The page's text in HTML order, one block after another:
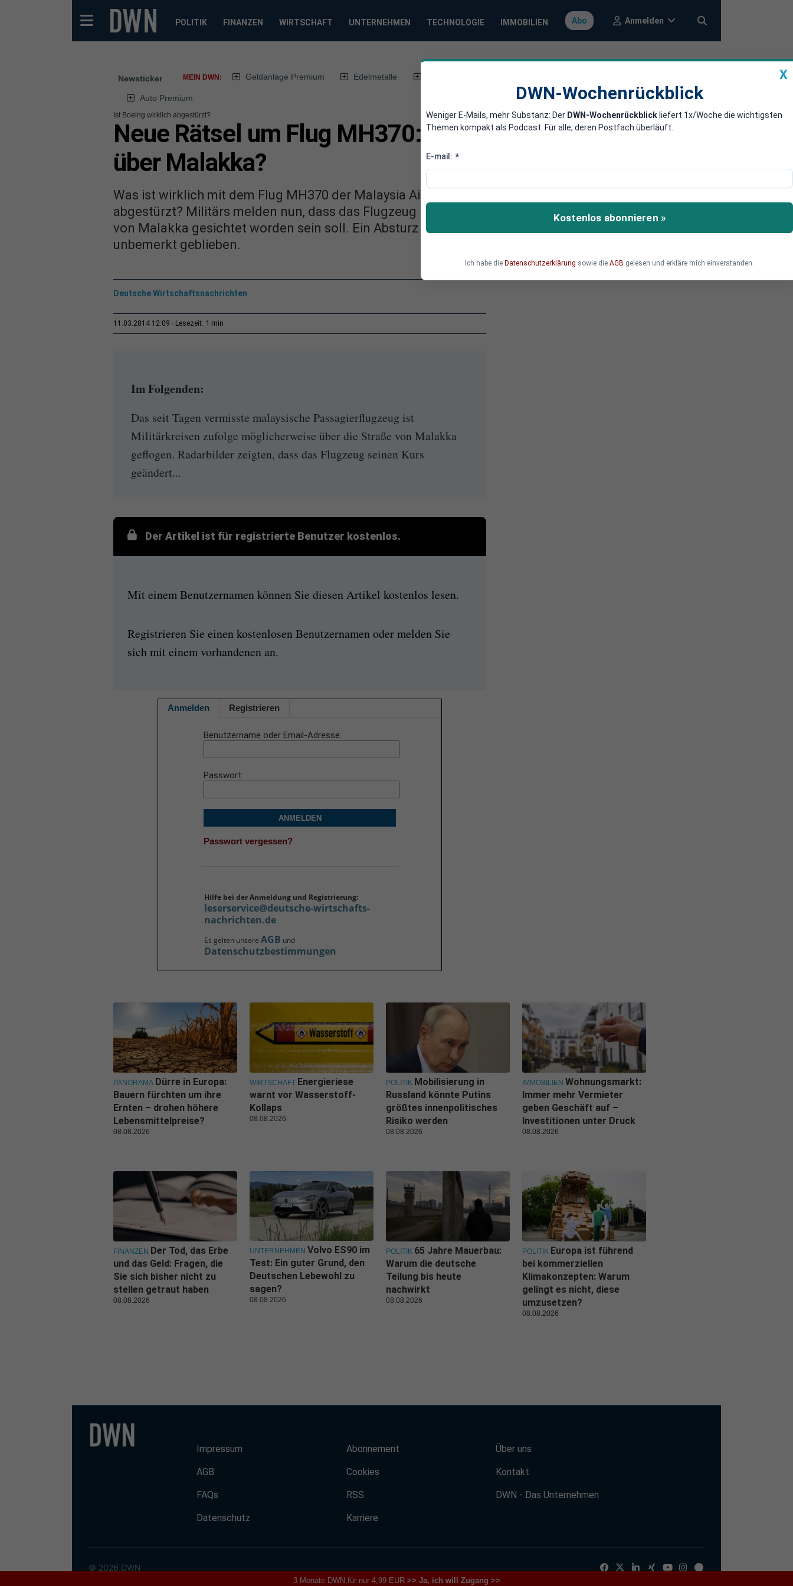
POLITIK FINANZEN WIRTSCHAFT UNTERNEHMEN TECHNOLOGIE IMMOBILIEN Abo Anmelden
Newsticker MEIN DWN: Geldanlage Premium Edelmetalle
Auto Premium
Ist Boeing wirklich abgestürzt?
Neue Rätsel um Flug MH370: Malaysia Air im Tiefflug
über Malakka?
Was ist wirklich mit dem Flug MH370 der Malaysia Air geschehen? Ist das Flugzeug wirklich
abgestürzt? Militärs melden nun, dass das Flugzeug im Tiefflug über der vielbefahrenen Straße
von Malakka gesichtet worden sein soll. Ein Absturz in dieser Gegend wäre allerdings nicht
unbemerkt geblieben.
Deutsche Wirtschaftsnachrichten
11.03.2014 12:09 Lesezeit: 1 min
Im Folgenden:
Das seit Tagen vermisste malaysische Passagierflugzeug ist
Militärkreisen zufolge möglicherweise über die Straße von Malakka
geflogen. Radarbilder zeigten, dass das Flugzeug seinen Kurs
geändert...
Der Artikel ist für registrierte Benutzer kostenlos.
Mit einem Benutzernamen können Sie diesen Artikel kostenlos lesen.
Registrieren Sie einen kostenlosen Benutzernamen oder melden Sie
sich mit einem vorhandenen an.
Anmelden Registrieren
Benutzername oder Email-Adresse
Passwort
ANMELDEN
Passwort vergessen?
Hilfe bei der Anmeldung und Registrierung:
leserservice@deutsche-wirtschafts-
nachrichten.de
Es gelten unsere AGB und
Datenschutzbestimmungen
X
DWN-Wochenrückblick
Weniger E-Mails, mehr Substanz: Der DWN-Wochenrückblick liefert 1x/Woche die wichtigsten
Themen kompakt als Podcast. Für alle, deren Postfach überläuft.
E-mail: *
Kostenlos abonnieren »
Ich habe die Datenschutzerklärung sowie die AGB gelesen und erkläre mich einverstanden.
PANORAMA Dürre in Europa:
Bauern fürchten um ihre
Ernten – drohen höhere
Lebensmittelpreise?
08.08.2026
WIRTSCHAFT Energieriese
warnt vor Wasserstoff-
Kollaps
08.08.2026
POLITIK Mobilisierung in
Russland könnte Putins
größtes innenpolitisches
Risiko werden
08.08.2026
IMMOBILIEN Wohnungsmarkt:
Immer mehr Vermieter
geben Geschäft auf –
Investitionen unter Druck
08.08.2026
FINANZEN Der Tod, das Erbe
und das Geld: Fragen, die
Sie sich bisher nicht zu
stellen getraut haben
08.08.2026
UNTERNEHMEN Volvo ES90 im
Test: Ein guter Grund, den
Deutschen Lebewohl zu
sagen?
08.08.2026
POLITIK 65 Jahre Mauerbau:
Warum die deutsche
Teilung bis heute
nachwirkt
08.08.2026
POLITIK Europa ist führend
bei kommerziellen
Klimakonzepten: Warum
gelingt es nicht, diese
umzusetzen?
08.08.2026
Impressum
AGB
FAQs
Datenschutz
Abonnement
Cookies
RSS
Karriere
Über uns
Kontakt
DWN - Das Unternehmen
© 2026 DWN
3 Monate DWN für nur 4,99 EUR>> Ja, ich will Zugang >>